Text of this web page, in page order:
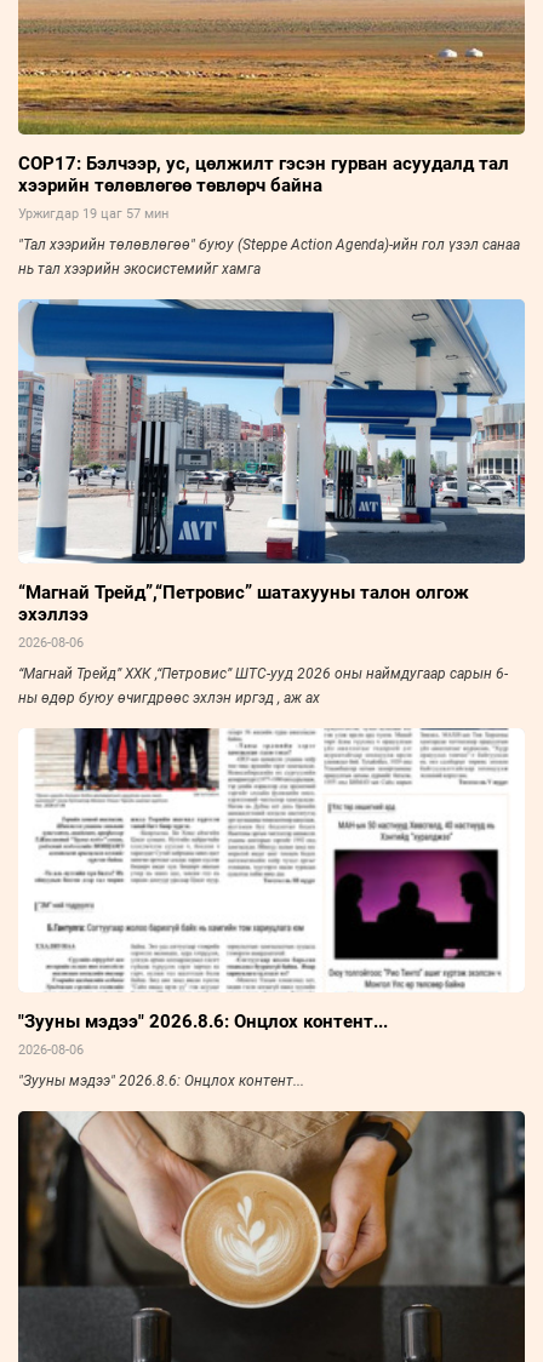
COP17: Бэлчээр, ус, цөлжилт гэсэн гурван асуудалд тал
хээрийн төлөвлөгөө төвлөрч байна
Уржигдар 19 цаг 57 мин
"Тал хээрийн төлөвлөгөө" буюу (Steppe Action Agenda)-ийн гол үзэл санаа
нь тал хээрийн экосистемийг хамга
“Магнай Трейд”,“Петровис” шатахууны талон олгож
эхэллээ
2026-08-06
“Магнай Трейд” ХХК ,“Петровис” ШТС-ууд 2026 оны наймдугаар сарын 6-
ны өдөр буюу өчигдрөөс эхлэн иргэд , аж ах
"Зууны мэдээ" 2026.8.6: Онцлох контент...
2026-08-06
"Зууны мэдээ" 2026.8.6: Онцлох контент...